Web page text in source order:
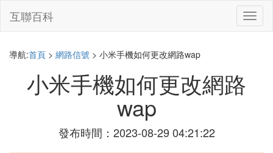
切
換
互聯百科
導航:首頁 > 網路信號 > 小米手機如何更改網路wap
小米手機如何更改網路
wap
發布時間：2023-08-29 04:21:22